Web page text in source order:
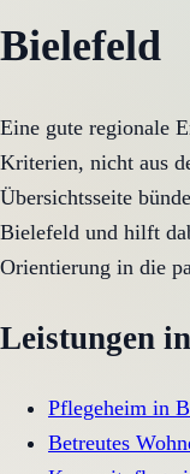
Bielefeld
Eine gute regionale
Kriterien, nicht aus
Übersichtsseite
Bielefeld und hilft
Orientierung in die
Leistungen in
Pflegeheim in
Betreutes